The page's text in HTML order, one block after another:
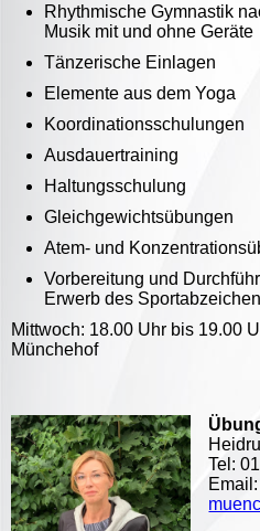
Rhythmische Gymnastik
Musik mit und ohne Geräte
Tänzerische Einlagen
Elemente aus dem Yoga
Koordinationsschulungen
Ausdauertraining
Haltungsschulung
Gleichgewichtsübungen
Atem- und
Vorbereitung und
Erwerb des
Mittwoch: 18.00 Uhr bis 19.00
Münchehof
Tel:
Email: